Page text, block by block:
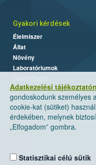
Adatkezelési
gondoskodunk személyes
cookie-kat (sütiket)
érdekében, melynek
„Elfogadom” gombra.
Statisztikai célú sütik
Gyakori kérdések
Élelmiszer
Állat
Növény
Laboratóriumok